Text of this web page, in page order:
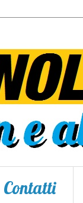
Contatti